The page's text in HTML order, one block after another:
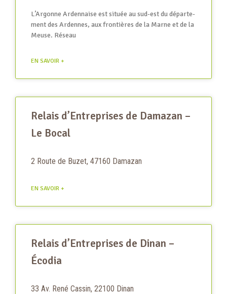
L’Ar­­­­­­­­gonne Arden­­­­­­­­­naise est située au sud-est du dépar­­­­­­­­­te­­­­­­­­­
ment des Ardennes, aux fron­­­­­­­­­tières de la Marne et de la
Meuse. Réseau
EN SAVOIR +
Relais d’Entreprises de Damazan –
Le Bocal
2 Route de Buzet, 47160 Damazan
EN SAVOIR +
Relais d’Entreprises de Dinan –
Écodia
33 Av. René Cassin, 22100 Dinan